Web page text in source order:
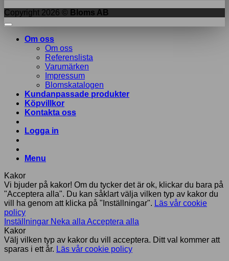
Copyright 2026 © Bloms AB
Om oss
Om oss
Referenslista
Varumärken
Impressum
Blomskatalogen
Kundanpassade produkter
Köpvillkor
Kontakta oss
Logga in
Menu
Kakor
Vi bjuder på kakor! Om du tycker det är ok, klickar du bara på
"Acceptera alla". Du kan såklart välja vilken typ av kakor du
vill ha genom att klicka på "Inställningar". Läs vår cookie
policy
Inställningar Neka alla Acceptera alla
Kakor
Välj vilken typ av kakor du vill acceptera. Ditt val kommer att
sparas i ett år. Läs vår cookie policy